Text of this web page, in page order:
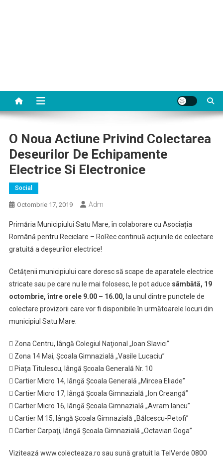
O Noua Actiune Privind Colectarea
Deseurilor De Echipamente
Electrice Si Electronice
Social
Octombrie 17, 2019 Adm
Primăria Municipiului Satu Mare, în colaborare cu Asociația
Română pentru Reciclare – RoRec continuă acțiunile de colectare
gratuită a deșeurilor electrice!
Cetățenii municipiului care doresc să scape de aparatele electrice
stricate sau pe care nu le mai folosesc, le pot aduce sâmbătă, 19
octombrie, între orele 9.00 – 16.00, la unul dintre punctele de
colectare provizorii care vor fi disponibile în următoarele locuri din
municipiul Satu Mare:
 Zona Centru, lângă Colegiul Naţional „Ioan Slavici”
 Zona 14 Mai, Școala Gimnazială „Vasile Lucaciu”
 Piaţa Titulescu, lângă Școala Generală Nr. 10
 Cartier Micro 14, lângă Școala Generală „Mircea Eliade”
 Cartier Micro 17, lângă Școala Gimnazială „Ion Creangă”
 Cartier Micro 16, lângă Școala Gimnazială „Avram Iancu”
 Cartier M 15, lângă Școala Gimnazială „Bălcescu-Petofi”
 Cartier Carpaţi, lângă Școala Gimnazială „Octavian Goga”
Vizitează www.colecteaza.ro sau sună gratuit la TelVerde 0800